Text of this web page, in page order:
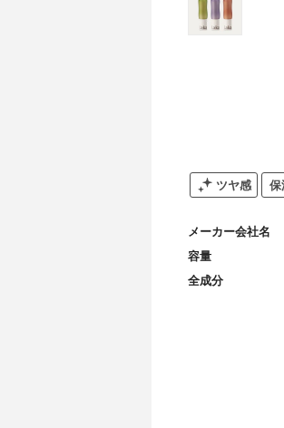
ツヤ感 保
メーカー会社名
容量
全成分